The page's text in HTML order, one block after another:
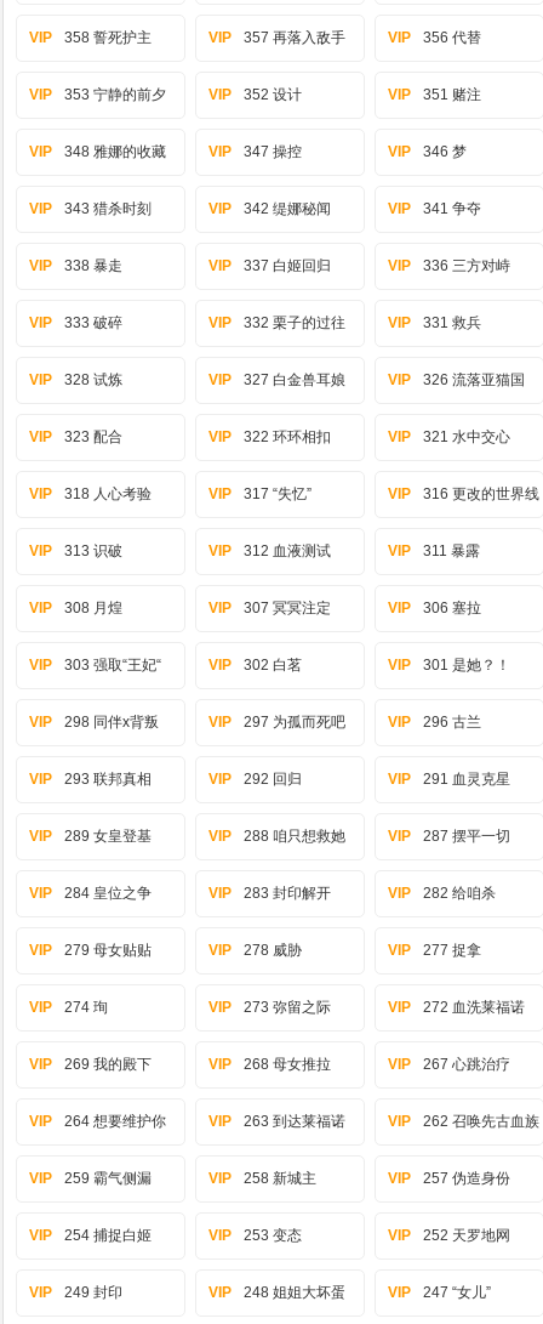
VIP 358 誓死护主 VIP 357 再落入敌手 VIP 356 代替
VIP 353 宁静的前夕 VIP 352 设计 VIP 351 赌注
VIP 348 雅娜的收藏 VIP 347 操控 VIP 346 梦
VIP 343 猎杀时刻 VIP 342 缇娜秘闻 VIP 341 争夺
VIP 338 暴走 VIP 337 白姬回归 VIP 336 三方对峙
VIP 333 破碎 VIP 332 栗子的过往 VIP 331 救兵
VIP 328 试炼 VIP 327 白金兽耳娘 VIP 326 流落亚猫国
VIP 323 配合 VIP 322 环环相扣 VIP 321 水中交心
VIP 318 人心考验 VIP 317 “失忆” VIP 316 更改的世界线
VIP 313 识破 VIP 312 血液测试 VIP 311 暴露
VIP 308 月煌 VIP 307 冥冥注定 VIP 306 塞拉
VIP 303 强取“王妃“ VIP 302 白茗 VIP 301 是她？！
VIP 298 同伴x背叛 VIP 297 为孤而死吧 VIP 296 古兰
VIP 293 联邦真相 VIP 292 回归 VIP 291 血灵克星
VIP 289 女皇登基 VIP 288 咱只想救她 VIP 287 摆平一切
VIP 284 皇位之争 VIP 283 封印解开 VIP 282 给咱杀
VIP 279 母女贴贴 VIP 278 威胁 VIP 277 捉拿
VIP 274 珣 VIP 273 弥留之际 VIP 272 血洗莱福诺
VIP 269 我的殿下 VIP 268 母女推拉 VIP 267 心跳治疗
VIP 264 想要维护你 VIP 263 到达莱福诺 VIP 262 召唤先古血族
VIP 259 霸气侧漏 VIP 258 新城主 VIP 257 伪造身份
VIP 254 捕捉白姬 VIP 253 变态 VIP 252 天罗地网
VIP 249 封印 VIP 248 姐姐大坏蛋 VIP 247 “女儿”